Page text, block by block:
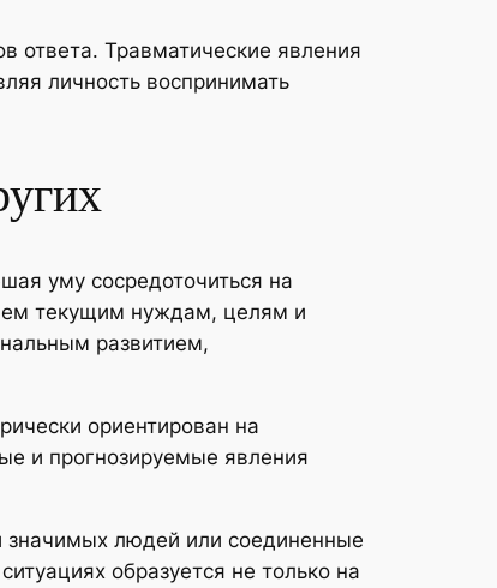
ответа. Травматические явления
личность воспринимать
уму сосредоточиться на
текущим нуждам, целям и
развитием,
ориентирован на
и прогнозируемые явления
значимых людей или соединенные
образуется не только на